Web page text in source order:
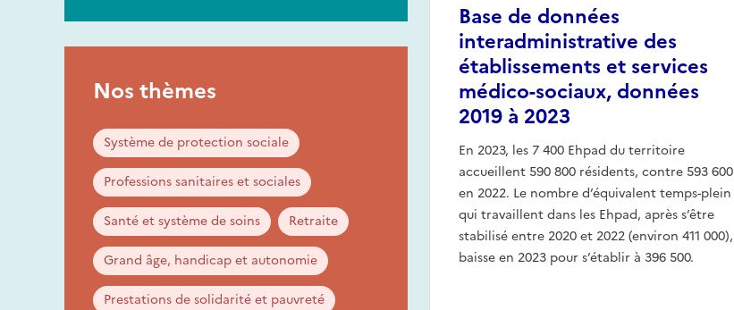
Nos thèmes
Système de protection sociale
Professions sanitaires et sociales
Santé et système de soins Retraite
Grand âge, handicap et autonomie
Prestations de solidarité et pauvreté
Base de données
interadministrative des
établissements et services
médico-sociaux, données
2019 à 2023
En 2023, les 7 400 Ehpad du territoire
accueillent 590 800 résidents, contre 593 600
en 2022. Le nombre d’équivalent temps-plein
qui travaillent dans les Ehpad, après s’être
stabilisé entre 2020 et 2022 (environ 411 000),
baisse en 2023 pour s’établir à 396 500.